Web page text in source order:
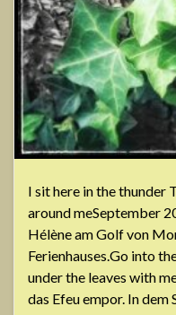
I sit here in the thunder
around meSeptember
Hélène am Golf von
Ferienhauses.Go into
under the leaves with
das Efeu empor. In dem